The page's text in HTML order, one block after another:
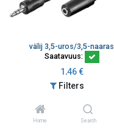
Filters
Home Search
välij 3,5-uros/3,5-naaras
Saatavuus:
1,46€